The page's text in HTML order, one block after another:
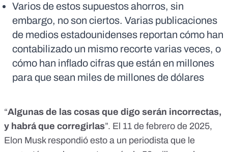
Varios de estos supuestos ahorros, sin
embargo, no son ciertos. Varias publicaciones
de medios estadounidenses reportan cómo han
contabilizado un mismo recorte varias veces, o
cómo han inflado cifras que están en millones
para que sean miles de millones de dólares
“Algunas de las cosas que digo serán incorrectas,
y habrá que corregirlas”. El 11 de febrero de 2025,
Elon Musk respondió esto a un periodista que le